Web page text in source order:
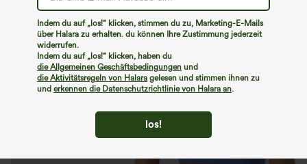
Indem du auf „los!“ klicken, stimmen du zu, Marketing-E-Mails
über Halara zu erhalten. du können Ihre Zustimmung jederzeit
widerrufen.
Indem du auf „los!“ klicken, haben du
die Allgemeinen Geschäftsbedingungen und
die Aktivitätsregeln von Halara gelesen und stimmen ihnen zu
und erkennen die Datenschutzrichtlinie von Halara an.
los!